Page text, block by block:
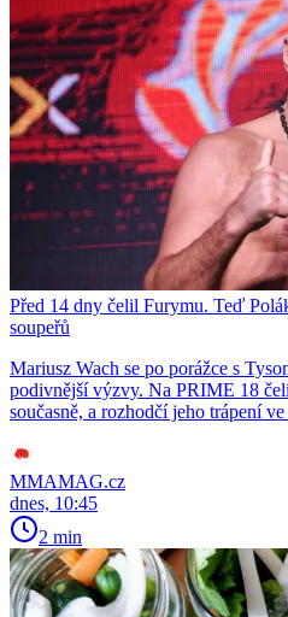
Před 14 dny čelil Furymu. Teď
soupeřů
Mariusz Wach se po porážce s
podivnější výzvy. Na PRIME 18
současně, a rozhodčí jeho trápení
MMAMAG.cz
dnes, 10:45
2 min